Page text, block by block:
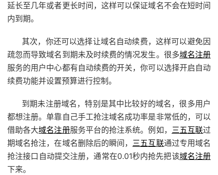
延长至几年或者更长时间，这样可以保证域名不会在短时间
内到期。
其次，你还可以选择让域名自动续费，这样可以避免因
疏忽而导致域名到期未及时续费的情况发生。很多域名注册
服务的用户中心都有自动续费的开关，你可以选择开启自动
续费功能并设置预算进行控制。
到期未注册域名，特别是其中比较好的域名，很多用户
都想注册。单靠自己手工抢注域名成功率是非常低的，可以
借助各大域名注册服务平台的抢注系统。例如， 三五互联过
期域名抢注，在域名删除后的瞬间， 三五互联通过专用域名
抢注接口自动提交注册，通常在0.01秒内抢先把该域名注册
下来。